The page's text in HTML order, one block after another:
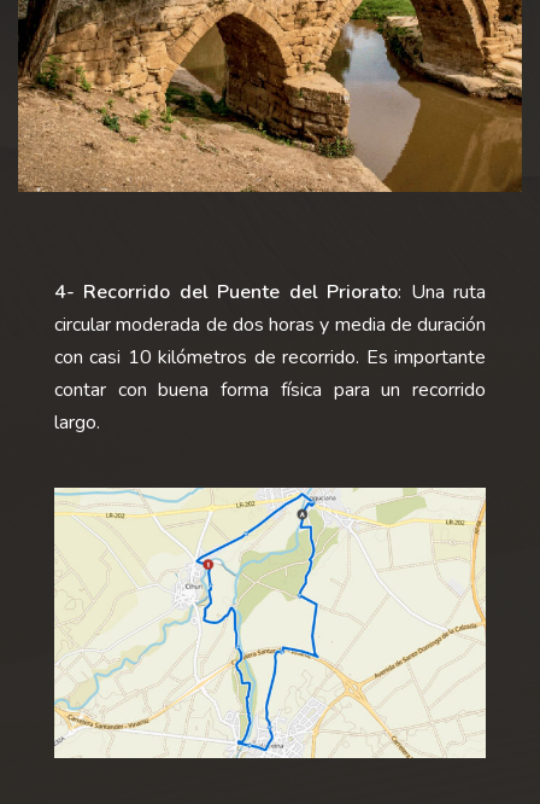
4- Recorrido del Puente del Priorato: Una ruta
circular moderada de dos horas y media de duración
con casi 10 kilómetros de recorrido. Es importante
contar con buena forma física para un recorrido
largo.